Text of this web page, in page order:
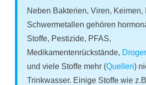
Neben Bakterien, Viren, Keimen,
Schwermetallen gehören
Stoffe, Pestizide, PFAS,
Medikamentenrückstände,
und viele Stoffe mehr (Quellen)
Trinkwasser. Einige Stoffe wie